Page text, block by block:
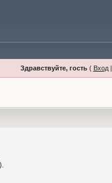
Здравствуйте, гость( Вход|